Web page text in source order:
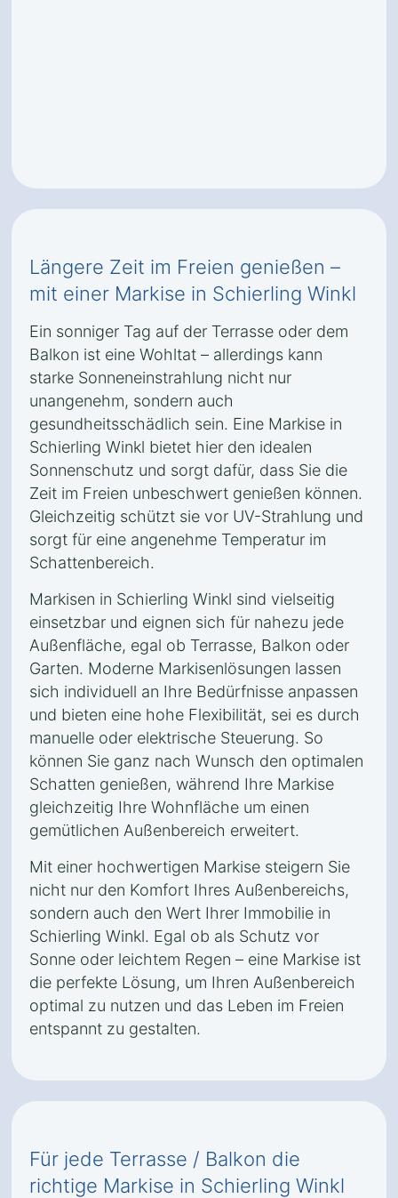
Längere Zeit im Freien genießen –
mit einer Markise in Schierling Winkl
Ein sonniger Tag auf der Terrasse oder dem
Balkon ist eine Wohltat – allerdings kann
starke Sonneneinstrahlung nicht nur
unangenehm, sondern auch
gesundheitsschädlich sein. Eine Markise in
Schierling Winkl bietet hier den idealen
Sonnenschutz und sorgt dafür, dass Sie die
Zeit im Freien unbeschwert genießen können.
Gleichzeitig schützt sie vor UV-Strahlung und
sorgt für eine angenehme Temperatur im
Schattenbereich.
Markisen in Schierling Winkl sind vielseitig
einsetzbar und eignen sich für nahezu jede
Außenfläche, egal ob Terrasse, Balkon oder
Garten. Moderne Markisenlösungen lassen
sich individuell an Ihre Bedürfnisse anpassen
und bieten eine hohe Flexibilität, sei es durch
manuelle oder elektrische Steuerung. So
können Sie ganz nach Wunsch den optimalen
Schatten genießen, während Ihre Markise
gleichzeitig Ihre Wohnfläche um einen
gemütlichen Außenbereich erweitert.
Mit einer hochwertigen Markise steigern Sie
nicht nur den Komfort Ihres Außenbereichs,
sondern auch den Wert Ihrer Immobilie in
Schierling Winkl. Egal ob als Schutz vor
Sonne oder leichtem Regen – eine Markise ist
die perfekte Lösung, um Ihren Außenbereich
optimal zu nutzen und das Leben im Freien
entspannt zu gestalten.
Für jede Terrasse / Balkon die
richtige Markise in Schierling Winkl